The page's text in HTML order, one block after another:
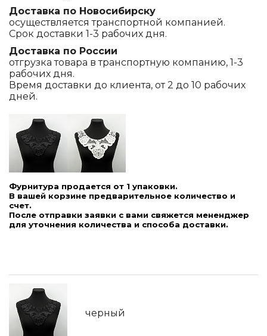
Доставка по Новосибирску
осуществляется транспортной компанией.
Срок доставки 1-3 рабочих дня.
Доставка по России
отгрузка товара в транспортную компанию, 1-3
рабочих дня.
Время доставки до клиента, от 2 до 10 рабочих
дней.
Фурнитура продается от 1 упаковки.
В вашей корзине предварительное количество и
счет.
После отправки заявки с вами свяжется мененджер
для уточнения количества и способа доставки.
черный